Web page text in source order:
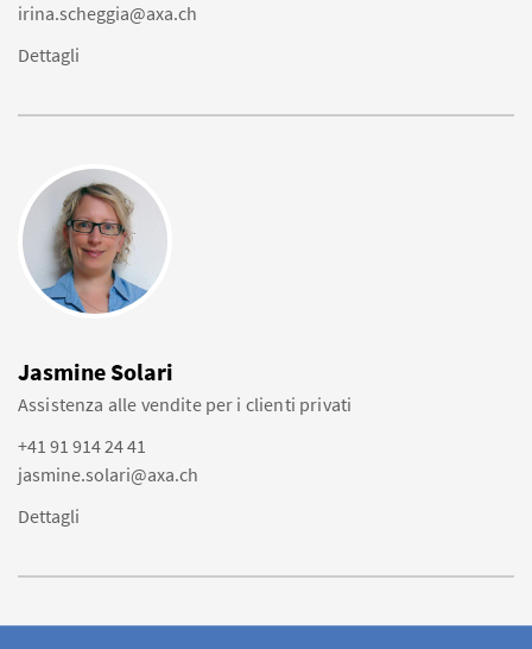
irina.scheggia@axa.ch
Dettagli
Jasmine Solari
Assistenza alle vendite per i clienti privati
+41 91 914 24 41
jasmine.solari@axa.ch
Dettagli